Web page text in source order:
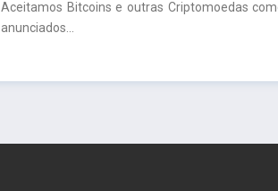
Aceitamos Bitcoins e outras Criptomoedas
anunciados...